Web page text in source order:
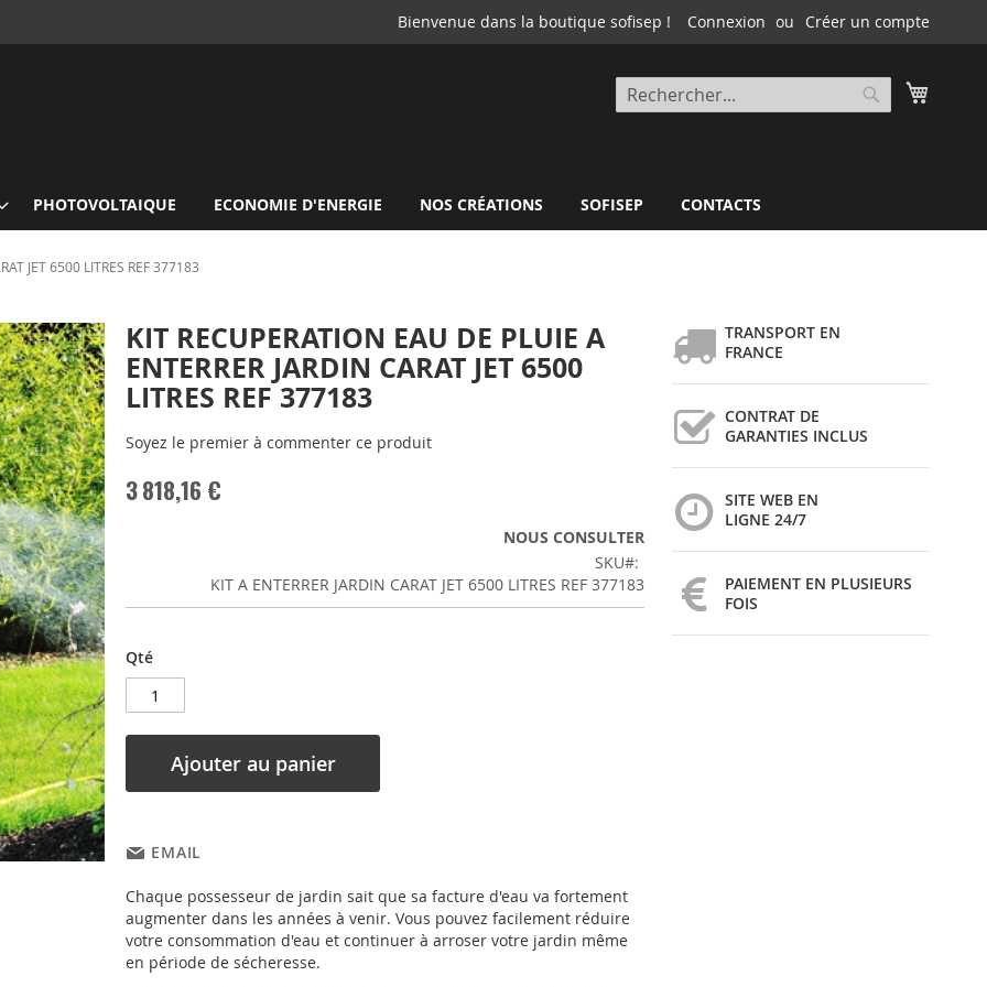
Bienvenue dans la boutique sofisep ! Connexion Créer un compte
Rechercher
PHOTOVOLTAIQUE ECONOMIE D'ENERGIE NOS CRÉATIONS SOFISEP CONTACTS
JET 6500 LITRES REF 377183
KIT RECUPERATION EAU DE PLUIE A
ENTERRER JARDIN CARAT JET 6500
LITRES REF 377183
Soyez le premier à commenter ce produit
3 818,16 €
NOUS CONSULTER
SKU
KIT A ENTERRER JARDIN CARAT JET 6500 LITRES REF 377183
Qté
Ajouter au panier
EMAIL
Chaque possesseur de jardin sait que sa facture d'eau va fortement
augmenter dans les années à venir. Vous pouvez facilement réduire
votre consommation d'eau et continuer à arroser votre jardin même
en période de sécheresse.
TRANSPORT EN
FRANCE
CONTRAT DE
GARANTIES INCLUS
SITE WEB EN
LIGNE 24/7
PAIEMENT EN PLUSIEURS
FOIS